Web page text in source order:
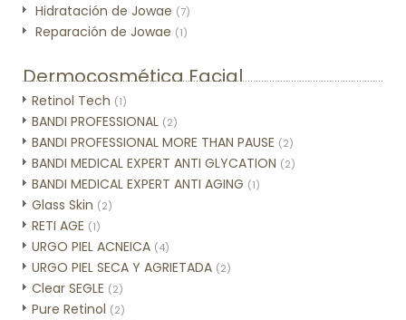
Hidratación de Jowae (7)
Reparación de Jowae (1)
Dermocosmética Facial
Retinol Tech (1)
BANDI PROFESSIONAL (2)
BANDI PROFESSIONAL MORE THAN PAUSE (2)
BANDI MEDICAL EXPERT ANTI GLYCATION (2)
BANDI MEDICAL EXPERT ANTI AGING (1)
Glass Skin (2)
RETI AGE (1)
URGO PIEL ACNEICA (4)
URGO PIEL SECA Y AGRIETADA (2)
Clear SEGLE (2)
Pure Retinol (2)